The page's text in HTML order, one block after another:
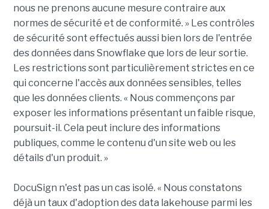
nous ne prenons aucune mesure contraire aux
normes de sécurité et de conformité. » Les contrôles
de sécurité sont effectués aussi bien lors de l'entrée
des données dans Snowflake que lors de leur sortie.
Les restrictions sont particulièrement strictes en ce
qui concerne l'accès aux données sensibles, telles
que les données clients. « Nous commençons par
exposer les informations présentant un faible risque,
poursuit-il. Cela peut inclure des informations
publiques, comme le contenu d'un site web ou les
détails d'un produit. »
DocuSign n'est pas un cas isolé. « Nous constatons
déjà un taux d'adoption des data lakehouse parmi les